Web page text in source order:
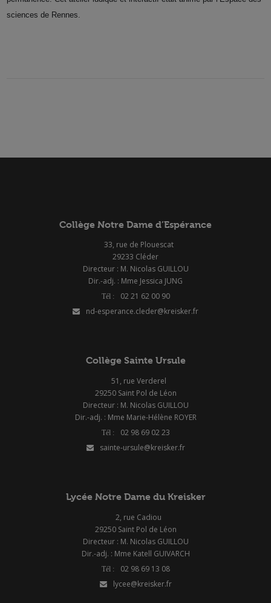
sciences de Rennes.
Collège Notre Dame d’Espérance
33, rue de Plouescat
29233 Cléder
Directeur : M. Nicolas GUILLOU
Dir.-adj. : Mme Jessica JUNG
02 21 62 00 90
nd-esperance.cleder@kreisker.fr
Collège Sainte Ursule
51, rue Verderel
29250 Saint Pol de Léon
Directeur : M. Nicolas GUILLOU
Dir.-adj. : Mme Marie-Hélène ROYER
02 98 69 02 23
sainte-ursule@kreisker.fr
Lycée Notre Dame du Kreisker
2, rue Cadiou
29250 Saint Pol de Léon
Directeur : M. Nicolas GUILLOU
Dir.-adj. : Mme Katell GUIVARCH
02 98 69 13 08
lycee@kreisker.fr